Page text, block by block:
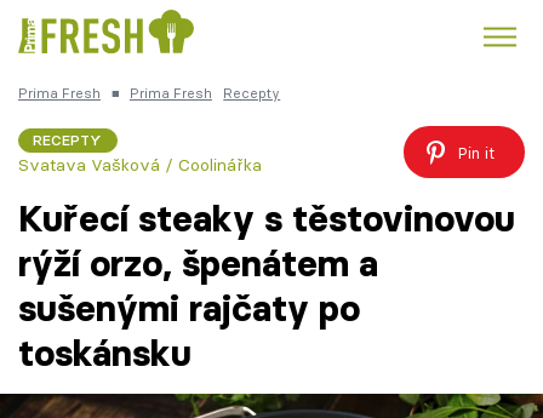
Česká kuchyně Čokoláda
Témata
Prima Fresh ■ Prima Fresh Recepty
RECEPTY
Svatava Vašková / Coolinářka
Pin it
Kuřecí steaky s těstovinovou
rýží orzo, špenátem a
sušenými rajčaty po
toskánsku